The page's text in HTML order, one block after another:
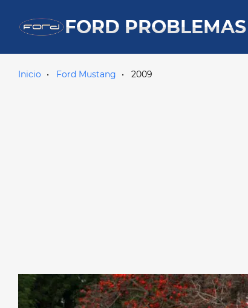
FORD PROBLEMAS
Inicio Ford Mustang 2009